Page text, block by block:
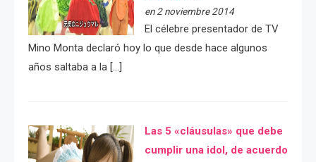
en 2 noviembre 2014
El célebre presentador de TV
Mino Monta declaró hoy lo que desde hace algunos
años saltaba a la […]
Las 5 «cláusulas» que debe
cumplir una idol, de acuerdo